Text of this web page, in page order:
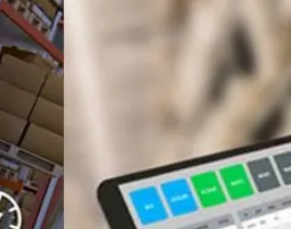
Yazı Tahtaları